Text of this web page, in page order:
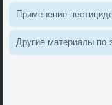
Применение
Другие материалы по